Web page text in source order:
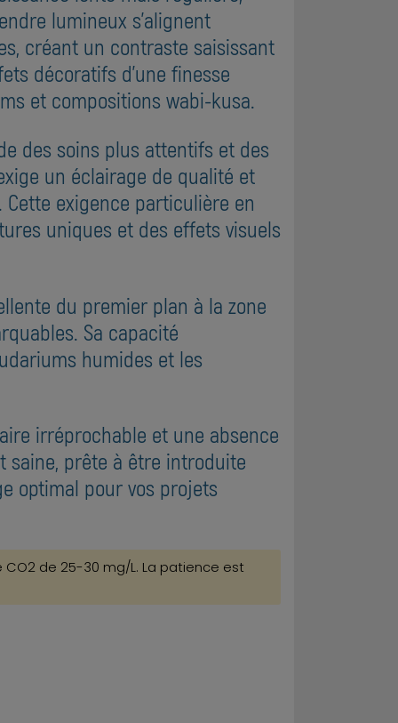
lumineux s'alignent
créant un contraste saisissant
décoratifs d'une finesse
et compositions wabi-kusa.
des soins plus attentifs et des
un éclairage de qualité et
exigence particulière en
uniques et des effets visuels
du premier plan à la zone
Sa capacité
humides et les
irréprochable et une absence
saine, prête à être introduite
optimal pour vos projets
de 25-30 mg/L. La patience est